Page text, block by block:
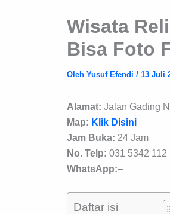
Wisata
Bisa Foto
Oleh Yusuf Efendi / 13 Juli
Alamat: Jalan Gading
Map: Klik Disini
Jam Buka: 24 Jam
No. Telp: 031 5342 112
WhatsApp:–
Daftar isi